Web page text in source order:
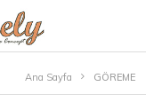
Ana Sayfa GÖREME